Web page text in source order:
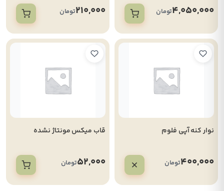
4,050,000تومان 210,000تومان
نوار کنه آپی فلوم
400,000تومان
قاب میکس مونتاژ نشده
52,000تومان